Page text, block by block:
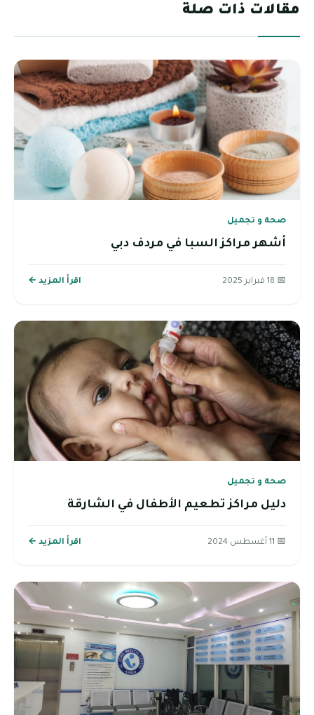
مقالات ذات صلة
صحة و تجميل
أشهر مراكز السبا في مردف دبي
📅 18 فبراير 2025 اقرأ المزيد ←
صحة و تجميل
دليل مراكز تطعيم الأطفال في الشارقة
📅 11 أغسطس 2024 اقرأ المزيد ←